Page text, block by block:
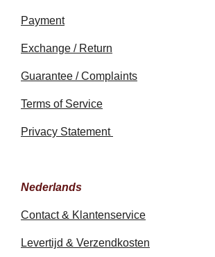
Payment
Exchange / Return
Guarantee / Complaints
Terms of Service
Privacy Statement
Nederlands
Contact & Klantenservice
Levertijd & Verzendkosten